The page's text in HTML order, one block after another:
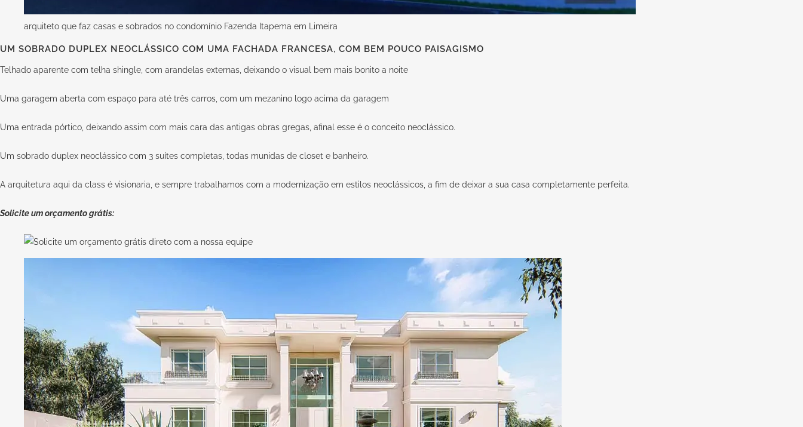
arquiteto que faz casas e sobrados no condomínio Fazenda Itapema em Limeira
UM SOBRADO DUPLEX NEOCLÁSSICO COM UMA FACHADA FRANCESA, COM BEM POUCO PAISAGISMO
Telhado aparente com telha shingle, com arandelas externas, deixando o visual bem mais bonito a noite
Uma garagem aberta com espaço para até três carros, com um mezanino logo acima da garagem
Uma entrada pórtico, deixando assim com mais cara das antigas obras gregas, afinal esse é o conceito neoclássico.
Um sobrado duplex neoclássico com 3 suítes completas, todas munidas de closet e banheiro.
A arquitetura aqui da class é visionaria, e sempre trabalhamos com a modernização em estilos neoclássicos, a fim de deixar a sua casa completamente perfeita.
Solicite um orçamento grátis: